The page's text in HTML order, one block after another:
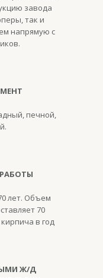
завода
так и
напрямую с
печной,
лет. Объем
70
в год
Ж/Д